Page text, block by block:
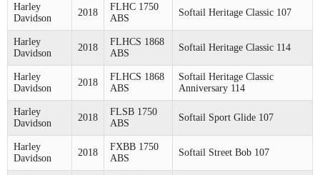
Harley
Davidson
2018
FLHC 1750
ABS
Softail Heritage Classic 107
Harley
Davidson
2018
FLHCS 1868
ABS
Softail Heritage Classic 114
Harley
Davidson
2018
FLHCS 1868
ABS
Softail Heritage Classic
Anniversary 114
Harley
Davidson
2018
FLSB 1750
ABS
Softail Sport Glide 107
Harley
Davidson
2018
FXBB 1750
ABS
Softail Street Bob 107